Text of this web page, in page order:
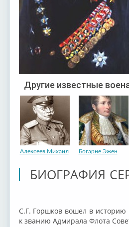
Другие известные
Алексеев Михаил Богарне Эжен
БИОГРАФИЯ
С.Г. Горшков вошел в историю
к званию Адмирала Флота